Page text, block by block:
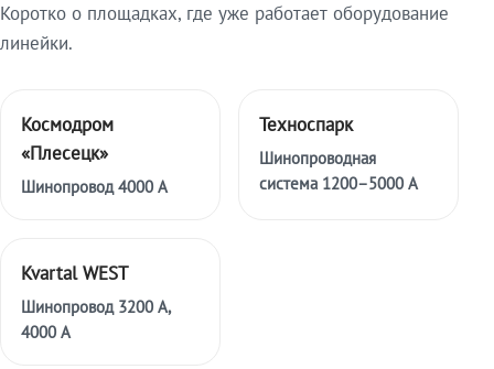
Коротко о площадках, где уже работает оборудование
линейки.
Космодром
«Плесецк»
Шинопровод 4000 А
Техноспарк
Шинопроводная
система 1200–5000 А
Kvartal WEST
Шинопровод 3200 А,
4000 А